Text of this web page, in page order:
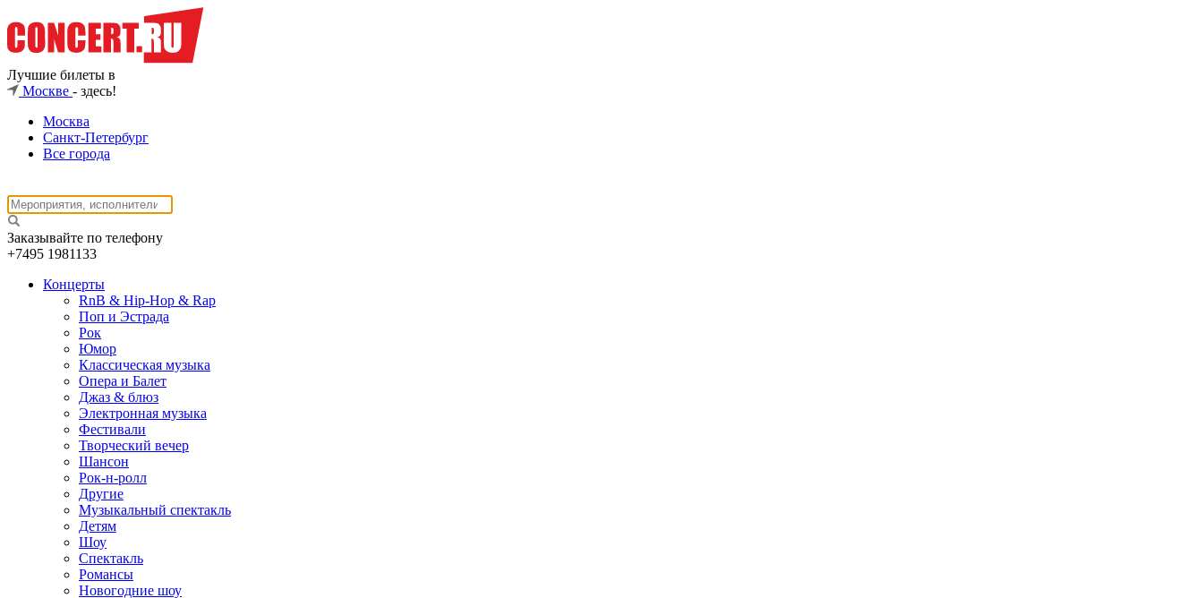
Лучшие билеты в
Москве - здесь!
Москва
Санкт-Петербург
Все города
Заказывайте по телефону
+7495 1981133
Концерты
RnB & Hip-Hop & Rap
Поп и Эстрада
Рок
Юмор
Классическая музыка
Опера и Балет
Джаз & блюз
Электронная музыка
Фестивали
Творческий вечер
Шансон
Рок-н-ролл
Другие
Музыкальный спектакль
Детям
Шоу
Спектакль
Романсы
Новогодние шоу